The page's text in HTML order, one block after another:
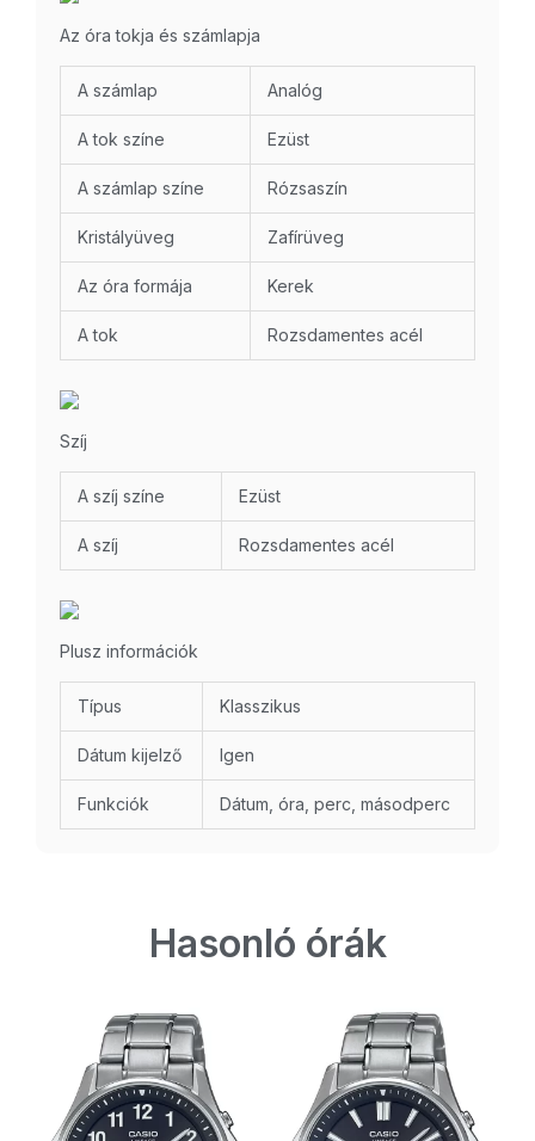
Az óra tokja és számlapja
A számlap Analóg
A tok színe Ezüst
A számlap színe Rózsaszín
Kristályüveg Zafírüveg
Az óra formája Kerek
A tok Rozsdamentes acél
Szíj
A szíj színe Ezüst
A szíj Rozsdamentes acél
Plusz információk
Típus Klasszikus
Dátum kijelző Igen
Funkciók Dátum, óra, perc, másodperc
Hasonló órák